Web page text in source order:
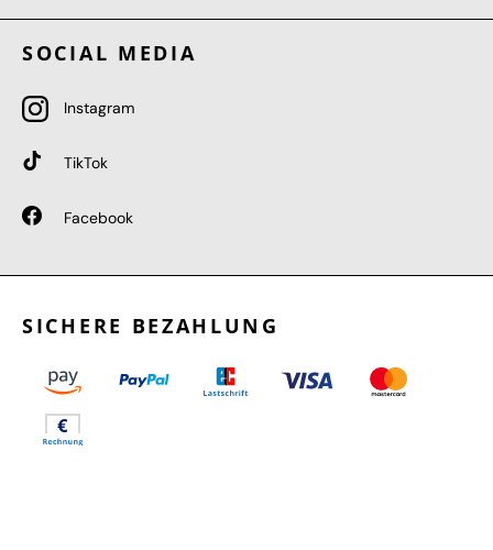
SOCIAL MEDIA
Instagram
TikTok
Facebook
SICHERE BEZAHLUNG